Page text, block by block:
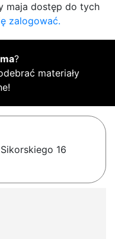
maja dostęp do tych
zalogować.
?
materiały
Sikorskiego 16